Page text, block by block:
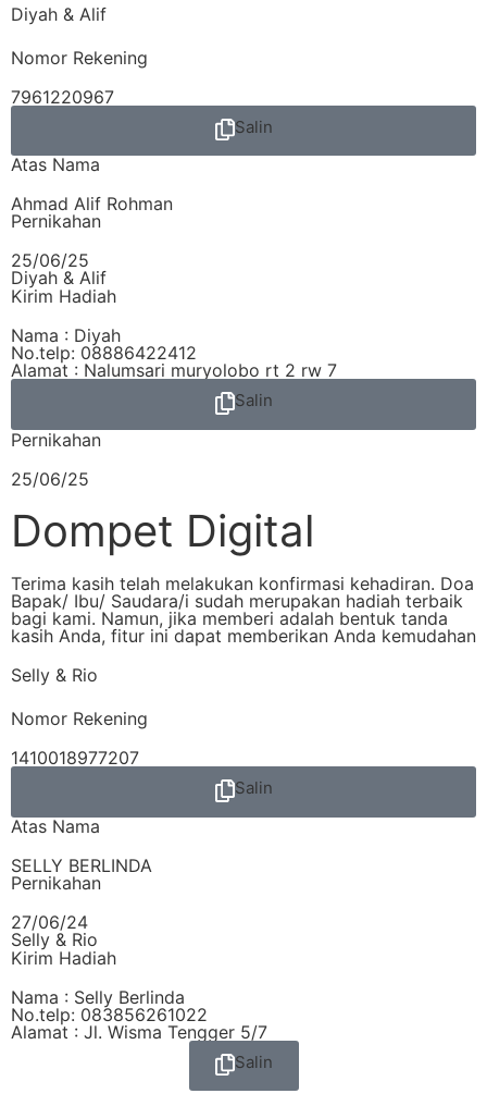
Diyah & Alif
Nomor Rekening
7961220967
Salin
Atas Nama
Ahmad Alif Rohman
Pernikahan
25/06/25
Diyah & Alif
Kirim Hadiah
Nama : Diyah
No.telp: 08886422412
Alamat : Nalumsari muryolobo rt 2 rw 7
Salin
Pernikahan
25/06/25
Dompet Digital
Terima kasih telah melakukan konfirmasi kehadiran. Doa
Bapak/ Ibu/ Saudara/i sudah merupakan hadiah terbaik
bagi kami. Namun, jika memberi adalah bentuk tanda
kasih Anda, fitur ini dapat memberikan Anda kemudahan
Selly & Rio
Nomor Rekening
1410018977207
Salin
Atas Nama
SELLY BERLINDA
Pernikahan
27/06/24
Selly & Rio
Kirim Hadiah
Nama : Selly Berlinda
No.telp: 083856261022
Alamat : Jl. Wisma Tengger 5/7
Salin